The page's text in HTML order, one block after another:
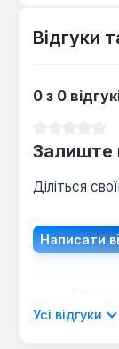
Відгуки
0 з 0
Залиште
Діліться
Написати
мовою.
Усі відгуки